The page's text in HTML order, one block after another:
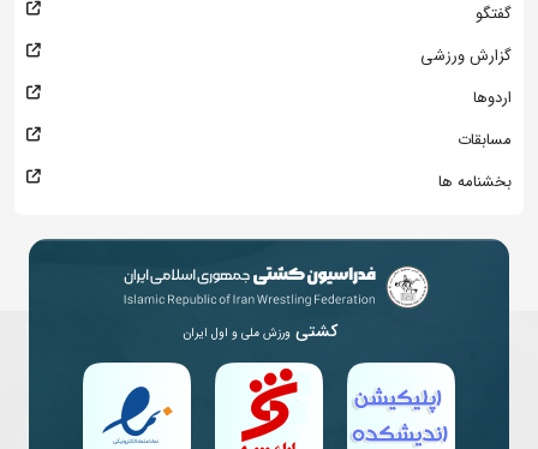
گفتگو
گزارش ورزشی
اردوها
مسابقات
بخشنامه ها
کشتی ورزش ملی و اول ایران